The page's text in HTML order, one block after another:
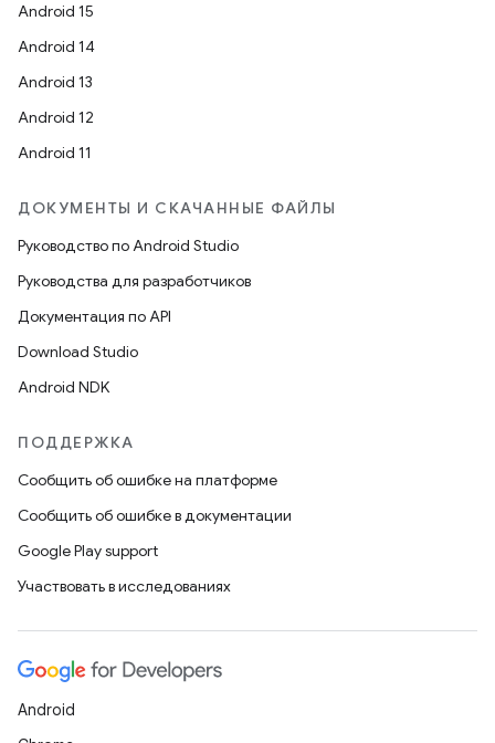
Android 15
Android 14
Android 13
Android 12
Android 11
ДОКУМЕНТЫ И СКАЧАННЫЕ ФАЙЛЫ
Руководство по Android Studio
Руководства для разработчиков
Документация по API
Download Studio
Android NDK
ПОДДЕРЖКА
Сообщить об ошибке на платформе
Сообщить об ошибке в документации
Google Play support
Участвовать в исследованиях
Android